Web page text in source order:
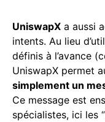
UniswapX a aussi
intents. Au lieu
définis à l’avance
UniswapX permet
simplement un
Ce message est
spécialistes, ici les “